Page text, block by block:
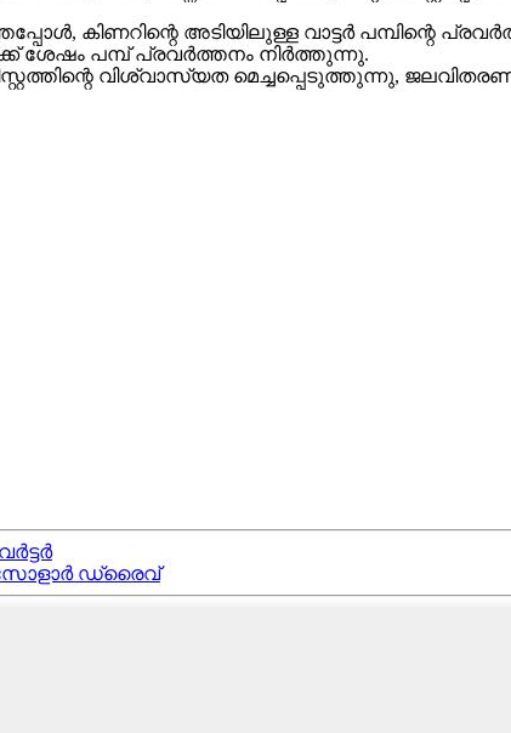
കിണറിന്റെ അടിയിലുള്ള വാട്ടർ പമ്പിന്റെ
ശേഷം പമ്പ് പ്രവർത്തനം നിർത്തുന്നു.
വിശ്വാസ്യത മെച്ചപ്പെടുത്തുന്നു,
സോളാർ ഡ്രൈവ്